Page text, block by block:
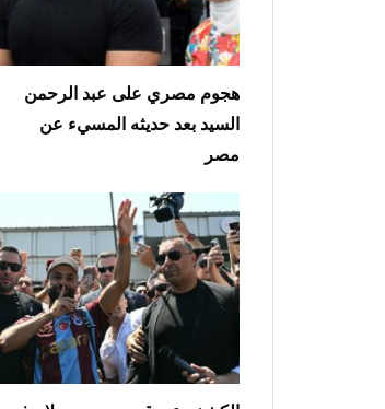
هجوم مصري على عبد الرحمن
السيد بعد حديثه المسيء عن
مصر